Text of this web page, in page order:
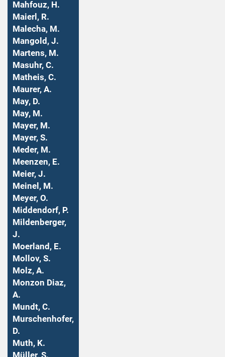
Mahfouz, H.
Maierl, R.
Malecha, M.
Mangold, J.
Martens, M.
Masuhr, C.
Matheis, C.
Maurer, A.
May, D.
May, M.
Mayer, M.
Mayer, S.
Meder, M.
Meenzen, E.
Meier, J.
Meinel, M.
Meyer, O.
Middendorf, P.
Mildenberger,
J.
Moerland, E.
Mollov, S.
Molz, A.
Monzon Diaz,
A.
Mundt, C.
Murschenhofer,
D.
Muth, K.
Müller, S.